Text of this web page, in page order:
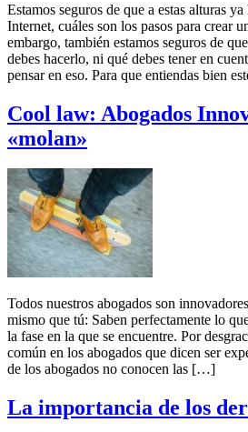
Estamos seguros de que a estas alturas
Internet, cuáles son los pasos para crear
embargo, también estamos seguros de
debes hacerlo, ni qué debes tener en
pensar en eso. Para que entiendas bien
Cool law: Abogados
«molan»
Todos nuestros abogados son
mismo que tú: Saben perfectamente lo
la fase en la que se encuentre. Por
común en los abogados que dicen ser
de los abogados no conocen las […]
La importancia de los